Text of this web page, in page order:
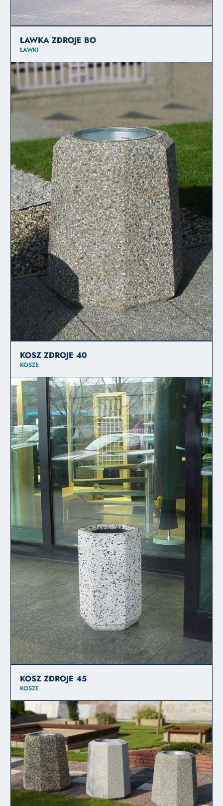
ŁAWKA ZDROJE BO
ŁAWKI
KOSZ ZDROJE 40
KOSZE
KOSZ ZDROJE 45
KOSZE